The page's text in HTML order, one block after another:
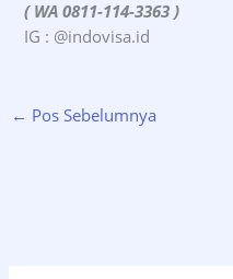
( WA 0811-114-3363 )
IG : @indovisa.id
← Pos Sebelumnya